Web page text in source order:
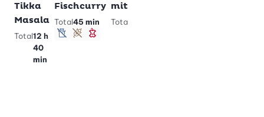
Tikka
Masala
Total12 h
40
min
Fischcurry
Total45 min
lactosefrei
glutenfrei
schlank
mit Paneer
Total